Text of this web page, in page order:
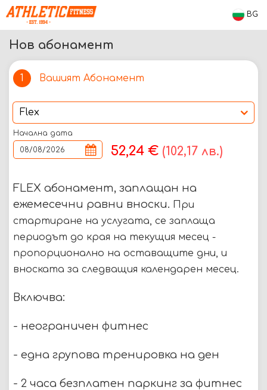
BG
Нов абонамент
1 Вашият Абонамент
Начална дата
52,24 € (102,17 лв.)
FLEX абонамент, заплащан на
ежемесечни равни вноски. При
стартиране на услугата, се заплаща
периодът до края на текущия месец -
пропорционално на оставащите дни, и
вноската за следващия календарен месец.
Включва:
- неограничен фитнес
- една групова тренировка на ден
- 2 часа безплатен паркинг за фитнес